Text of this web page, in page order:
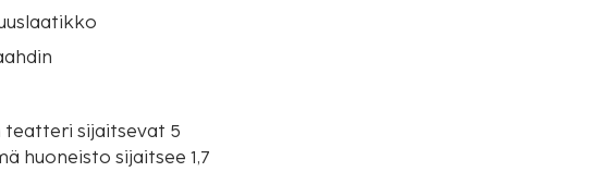
teatteri sijaitsevat 5